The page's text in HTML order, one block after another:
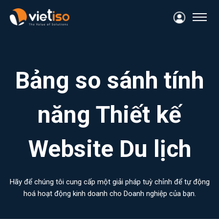
Bảng so sánh tính
năng Thiết kế
Website Du lịch
Hãy để chúng tôi cung cấp một giải pháp tuỳ chỉnh để tự động
hoá hoạt động kinh doanh cho Doanh nghiệp của bạn.